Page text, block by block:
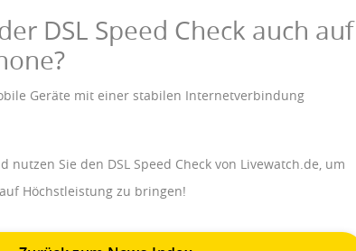
DSL Speed Check auch auf
Geräte mit einer stabilen Internetverbindung
nutzen Sie den DSL Speed Check von Livewatch.de, um
Höchstleistung zu bringen!